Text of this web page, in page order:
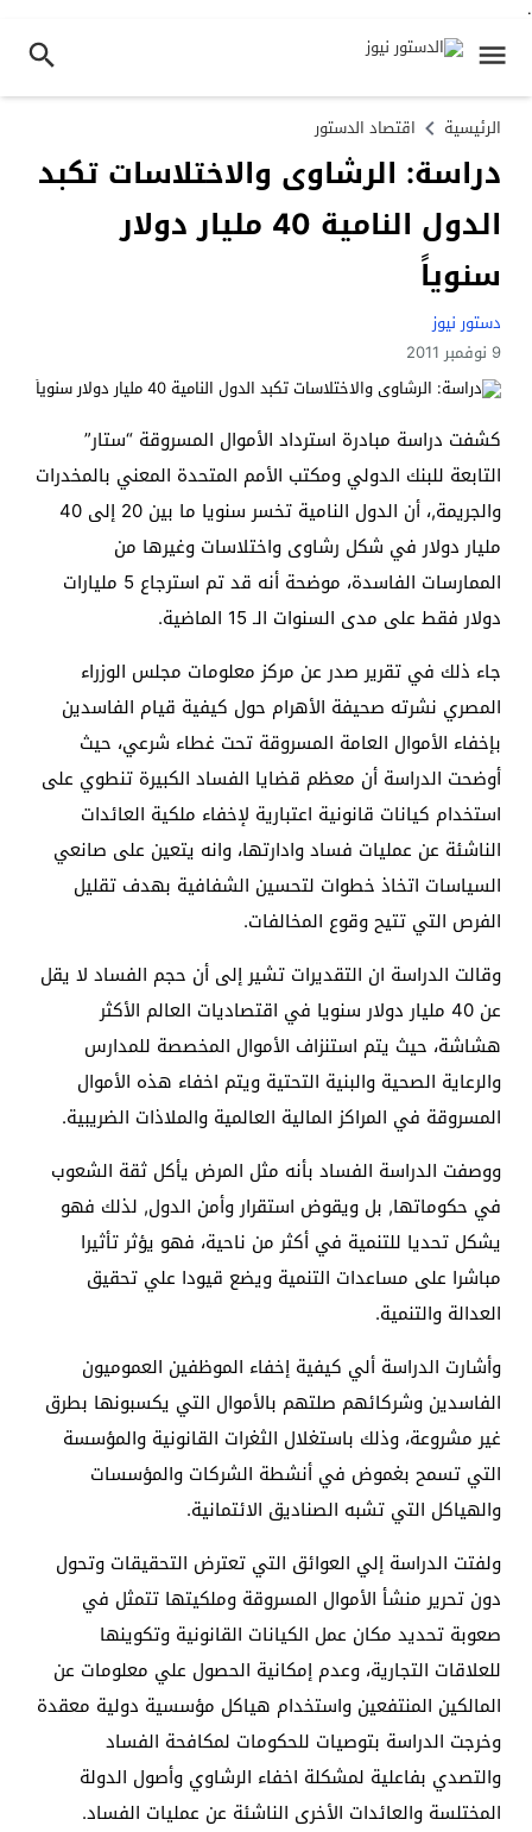
.
الرئيسية اقتصاد الدستور
دراسة: الرشاوى والاختلاسات تكبد
الدول النامية ‏40‏ مليار دولار
سنوياً
دستور نيوز
9 نوفمبر 2011
كشفت دراسة مبادرة استرداد الأموال المسروقة “ستار”
التابعة للبنك الدولي ومكتب الأمم المتحدة المعني بالمخدرات
مليار دولار في شكل رشاوى واختلاسات وغيرها من
الممارسات الفاسدة، موضحة أنه قد تم استرجاع 5 مليارات
دولار فقط على مدى السنوات الـ 15 الماضية.
جاء ذلك في تقرير صدر عن مركز معلومات مجلس الوزراء
المصري نشرته صحيفة الأهرام حول كيفية قيام الفاسدين
بإخفاء الأموال العامة المسروقة تحت غطاء شرعي، حيث
أوضحت الدراسة أن معظم قضايا الفساد الكبيرة تنطوي على
استخدام كيانات قانونية اعتبارية لإخفاء ملكية العائدات
الناشئة عن عمليات فساد وادارتها، وانه يتعين على صانعي
السياسات اتخاذ خطوات لتحسين الشفافية بهدف تقليل
الفرص التي تتيح وقوع المخالفات.
وقالت الدراسة ان التقديرات تشير إلى أن حجم الفساد لا يقل
عن 40 مليار دولار سنويا في اقتصاديات العالم الأكثر
هشاشة، حيث يتم استنزاف الأموال المخصصة للمدارس
والرعاية الصحية والبنية التحتية ويتم اخفاء هذه الأموال
المسروقة في المراكز المالية العالمية والملاذات الضريبية.
ووصفت الدراسة الفساد بأنه مثل المرض يأكل ثقة الشعوب
في حكوماتها, بل ويقوض استقرار وأمن الدول, لذلك فهو
يشكل تحديا للتنمية في أكثر من ناحية، فهو يؤثر تأثيرا
مباشرا على مساعدات التنمية ويضع قيودا علي تحقيق
العدالة والتنمية.
وأشارت الدراسة ألي كيفية إخفاء الموظفين العموميون
الفاسدين وشركائهم صلتهم بالأموال التي يكسبونها بطرق
غير مشروعة، وذلك باستغلال الثغرات القانونية والمؤسسة
التي تسمح بغموض في أنشطة الشركات والمؤسسات
والهياكل التي تشبه الصناديق الائتمانية.
ولفتت الدراسة إلي العوائق التي تعترض التحقيقات وتحول
دون تحرير منشأ الأموال المسروقة وملكيتها تتمثل في
صعوبة تحديد مكان عمل الكيانات القانونية وتكوينها
للعلاقات التجارية، وعدم إمكانية الحصول علي معلومات عن
المالكين المنتفعين واستخدام هياكل مؤسسية دولية معقدة
وخرجت الدراسة بتوصيات للحكومات لمكافحة الفساد
والتصدي بفاعلية لمشكلة اخفاء الرشاوي وأصول الدولة
المختلسة والعائدات الأخرى الناشئة عن عمليات الفساد.